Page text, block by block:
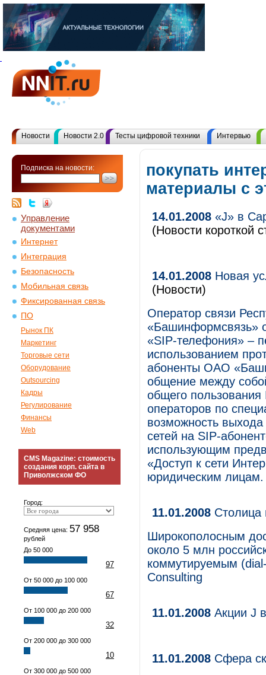
Новости Новости 2.0 Тесты цифровой техники Интервью
Подписка на новости:
Управление
документами
Интернет
Интеграция
Безопасность
Мобильная связь
Фиксированная связь
ПО
Рынок ПК
Маркетинг
Торговые сети
Оборудование
Outsourcing
Кадры
Регулирование
Финансы
Web
CMS Magazine: стоимость
создания корп. сайта в
Приволжском ФО
Город:
Средняя цена: 57 958
рублей
До 50 000
97
От 50 000 до 100 000
67
От 100 000 до 200 000
32
От 200 000 до 300 000
10
От 300 000 до 500 000
покупать
материалы с
14.01.2008 «J» в
(Новости короткой
14.01.2008 Новая
(Новости)
Оператор связи
«Башинформсвязь»
«SIP-телефония» –
использованием
абоненты ОАО
общение между
общего
операторов по
возможность
сетей на SIP-
использующим
«Доступ к сети
юридическим лицам.
11.01.2008 Столица
Широкополосным
около 5 млн
коммутируемым
Consulting
11.01.2008 Акции J
11.01.2008 Сфера